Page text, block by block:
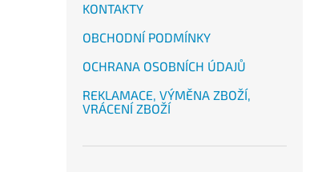
KONTAKTY
OBCHODNÍ PODMÍNKY
OCHRANA OSOBNÍCH ÚDAJŮ
REKLAMACE, VÝMĚNA ZBOŽÍ,
VRÁCENÍ ZBOŽÍ